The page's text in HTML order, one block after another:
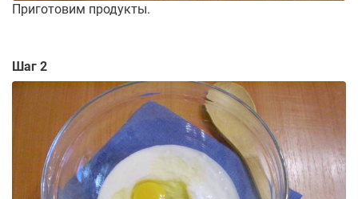
Приготовим продукты.
Шаг 2